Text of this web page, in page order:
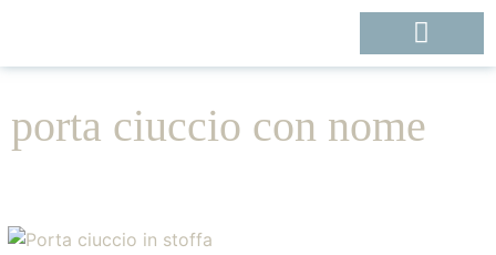
porta ciuccio con nome